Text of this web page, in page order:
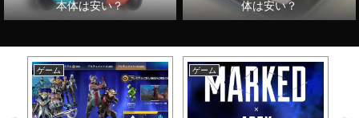
本体は安い？
体は安い？
ゲーム ゲーム